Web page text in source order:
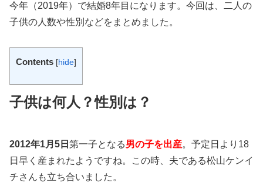
今年（2019年）で結婚8年目になります。今回は、二人の
子供の人数や性別などをまとめました。
Contents [hide]
子供は何人？性別は？
2012年1月5日 第一子となる男の子を出産。予定日より18
日早く産まれたようですね。この時、夫である松山ケンイ
チさんも立ち合いました。